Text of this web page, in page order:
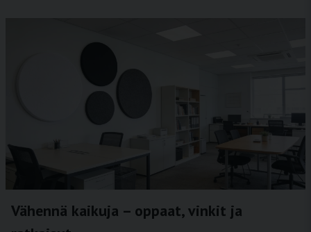
Vähennä kaikuja – oppaat, vinkit ja